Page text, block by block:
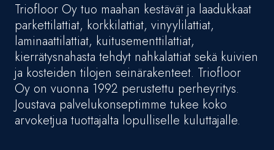
Triofloor Oy tuo maahan kestävät ja laadukkaat
parkettilattiat, korkkilattiat, vinyylilattiat,
laminaattilattiat, kuitusementtilattiat,
kierrätysnahasta tehdyt nahkalattiat sekä kuivien
ja kosteiden tilojen seinärakenteet. Triofloor
Oy on vuonna 1992 perustettu perheyritys.
Joustava palvelukonseptimme tukee koko
arvoketjua tuottajalta lopulliselle kuluttajalle.